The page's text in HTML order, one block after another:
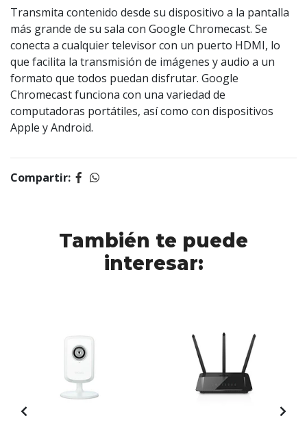
Transmita contenido desde su dispositivo a la pantalla
más grande de su sala con Google Chromecast. Se
conecta a cualquier televisor con un puerto HDMI, lo
que facilita la transmisión de imágenes y audio a un
formato que todos puedan disfrutar. Google
Chromecast funciona con una variedad de
computadoras portátiles, así como con dispositivos
Apple y Android.
Compartir:
También te puede
interesar: